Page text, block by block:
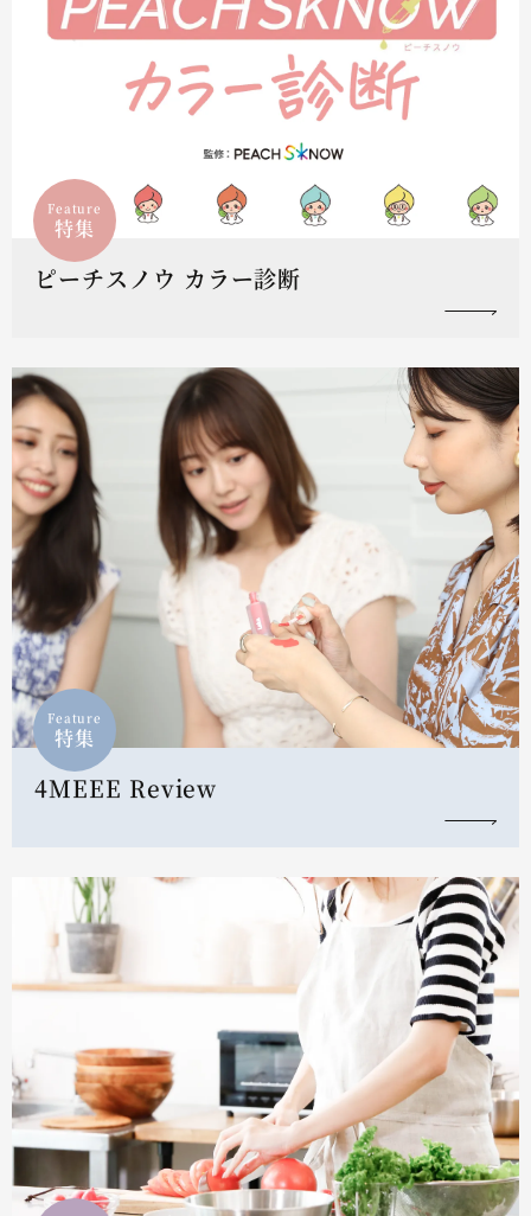
Feature
特集
ピーチスノウ カラー診断
Feature
特集
4MEEE Review